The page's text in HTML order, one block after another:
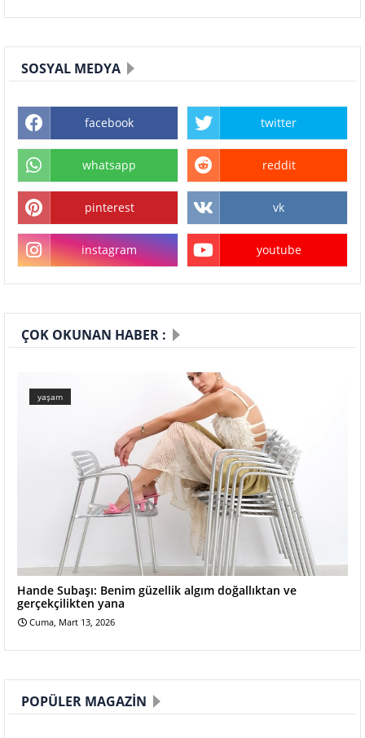
SOSYAL MEDYA
facebook twitter
whatsapp reddit
pinterest vk
instagram youtube
ÇOK OKUNAN HABER :
yaşam
Hande Subaşı: Benim güzellik algım doğallıktan ve
gerçekçilikten yana
Cuma, Mart 13, 2026
POPÜLER MAGAZIN